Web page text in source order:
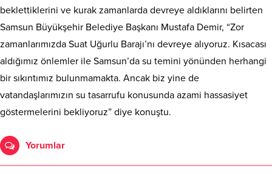
beklettiklerini ve kurak zamanlarda devreye aldıklarını belirten
Samsun Büyükşehir Belediye Başkanı Mustafa Demir, “Zor
zamanlarımızda Suat Uğurlu Barajı’nı devreye alıyoruz. Kısacası
aldığımız önlemler ile Samsun’da su temini yönünden herhangi
bir sıkıntımız bulunmamakta. Ancak biz yine de
vatandaşlarımızın su tasarrufu konusunda azami hassasiyet
göstermelerini bekliyoruz” diye konuştu.
Yorumlar